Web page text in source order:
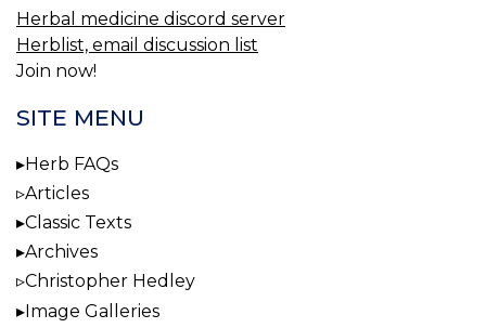
Herbal medicine discord server
Herblist, email discussion list
Join now!
SITE MENU
Herb FAQs
Articles
Classic Texts
Archives
Christopher Hedley
Image Galleries